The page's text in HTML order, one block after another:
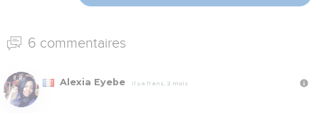
6 commentaires
Alexia Eyebe Il y a 11 ans, 2 mois